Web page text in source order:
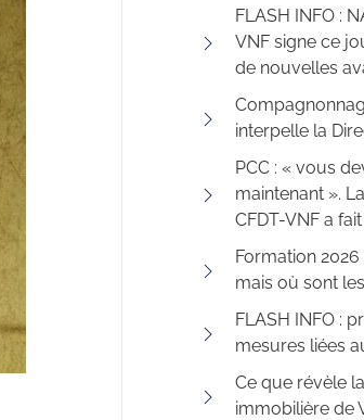
FLASH INFO :
VNF signe ce
de nouvelles
interpelle la
PCC : « vous
maintenant ».
CFDT-VNF a
Formation 2026
mais où sont
FLASH INFO :
mesures liées
Ce que révèle
immobilière de